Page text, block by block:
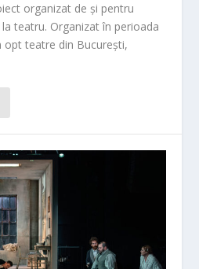
organizat de și pentru
teatru. Organizat în perioada
opt teatre din București,